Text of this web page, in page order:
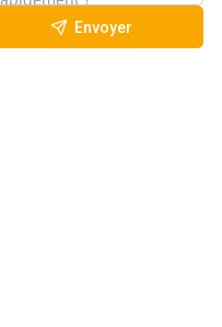
Envoyer